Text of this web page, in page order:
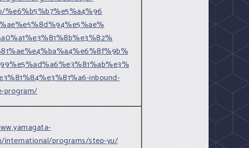
%e6%b5%b7%e5%a4%96
inbound-
program/
international/programs/step-yu/